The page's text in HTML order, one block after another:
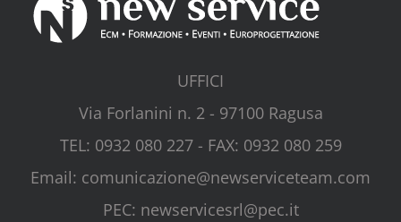
UFFICI
Via Forlanini n. 2 - 97100 Ragusa
TEL: 0932 080 227 - FAX: 0932 080 259
Email: comunicazione@newserviceteam.com
PEC: newservicesrl@pec.it